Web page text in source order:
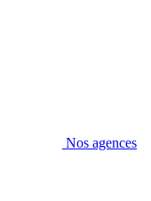
Nos agences